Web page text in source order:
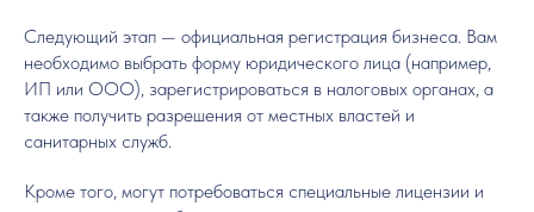
Следующий этап — официальная регистрация бизнеса. Вам
необходимо выбрать форму юридического лица (например,
ИП или ООО), зарегистрироваться в налоговых органах, а
также получить разрешения от местных властей и
санитарных служб.
Кроме того, могут потребоваться специальные лицензии и